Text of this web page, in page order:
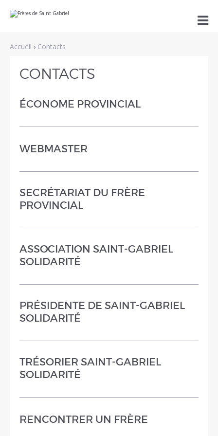
Aller
au
à
Outils
personnels

Accueil › Contacts
CONTACTS
ÉCONOME PROVINCIAL
WEBMASTER
SECRÉTARIAT DU FRÈRE
PROVINCIAL
ASSOCIATION SAINT-GABRIEL
SOLIDARITÉ
PRÉSIDENTE DE SAINT-GABRIEL
SOLIDARITÉ
TRÉSORIER SAINT-GABRIEL
SOLIDARITÉ
RENCONTRER UN FRÈRE